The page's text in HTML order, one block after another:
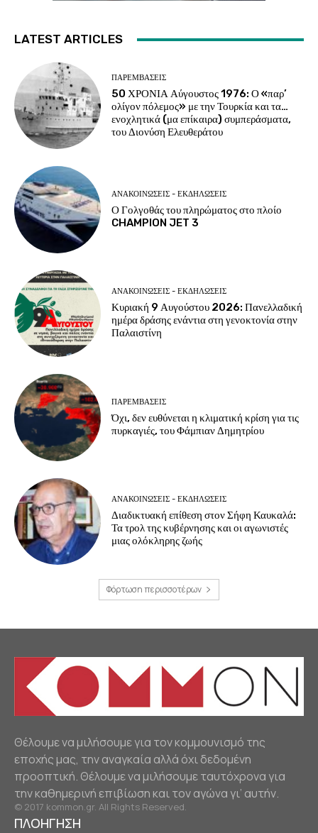
LATEST ARTICLES
ΠΑΡΕΜΒΑΣΕΙΣ
50 ΧΡΟΝΙΑ Αύγουστος 1976: Ο «παρ’
ολίγον πόλεμος» με την Τουρκία και τα…
ενοχλητικά (μα επίκαιρα) συμπεράσματα,
του Διονύση Ελευθεράτου
ΑΝΑΚΟΙΝΩΣΕΙΣ - ΕΚΔΗΛΩΣΕΙΣ
Ο Γολγοθάς του πληρώματος στο πλοίο
CHAMPION JET 3
ΑΝΑΚΟΙΝΩΣΕΙΣ - ΕΚΔΗΛΩΣΕΙΣ
Κυριακή 9 Αυγούστου 2026: Πανελλαδική
ημέρα δράσης ενάντια στη γενοκτονία στην
Παλαιστίνη
ΠΑΡΕΜΒΑΣΕΙΣ
Όχι, δεν ευθύνεται η κλιματική κρίση για τις
πυρκαγιές, του Φάμπιαν Δημητρίου
ΑΝΑΚΟΙΝΩΣΕΙΣ - ΕΚΔΗΛΩΣΕΙΣ
Διαδικτυακή επίθεση στον Σήφη Καυκαλά:
Τα τρολ της κυβέρνησης και οι αγωνιστές
μιας ολόκληρης ζωής
Φόρτωση περισσοτέρων
Θέλουμε να μιλήσουμε για τον κομμουνισμό της
εποχής μας, την αναγκαία αλλά όχι δεδομένη
προοπτική. Θέλουμε να μιλήσουμε ταυτόχρονα για
την καθημερινή επιβίωση και τον αγώνα γι’ αυτήν.
© 2017 kommon.gr. All Rights Reserved.
ΠΛΟΗΓΗΣΗ